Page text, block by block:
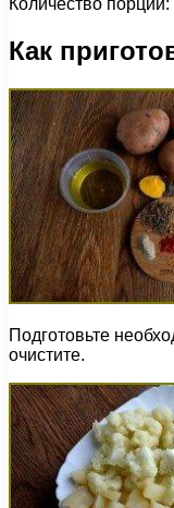
Количество порций:
Как
Подготовьте
очистите.